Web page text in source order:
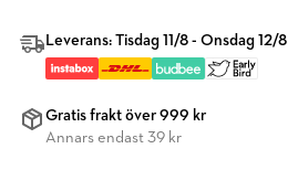
Leverans: Tisdag 11/8 - Onsdag 12/8
Gratis frakt över 999 kr
Annars endast 39 kr